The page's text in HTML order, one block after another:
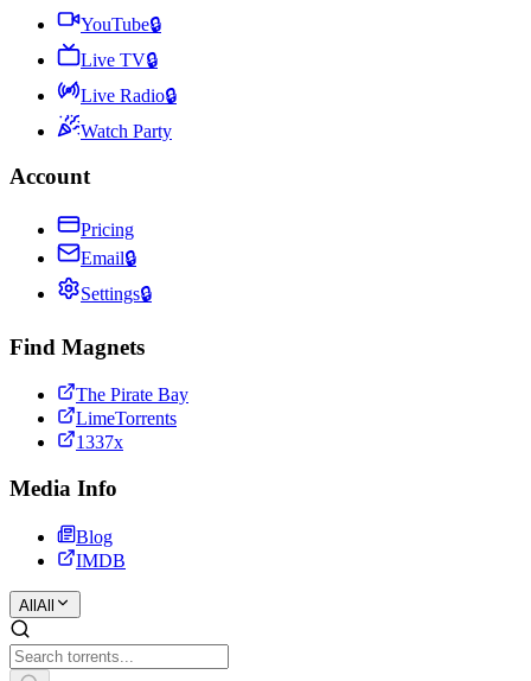
YouTube🔒
Live TV🔒
Live Radio🔒
Watch Party
Account
Pricing
Email🔒
Settings🔒
Find Magnets
The Pirate Bay
LimeTorrents
1337x
Media Info
Blog
IMDB
All All